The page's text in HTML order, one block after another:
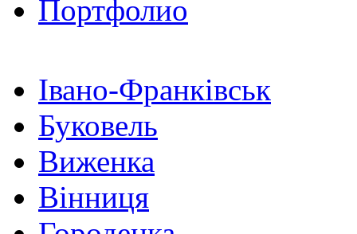
Портфолио
Івано-Франківськ
Буковель
Виженка
Вінниця